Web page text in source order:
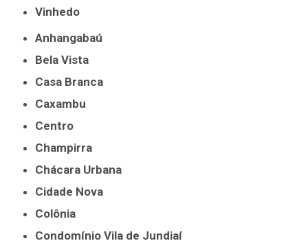
Vinhedo
Anhangabaú
Bela Vista
Casa Branca
Caxambu
Centro
Champirra
Chácara Urbana
Cidade Nova
Colônia
Condomínio Vila de Jundiaí